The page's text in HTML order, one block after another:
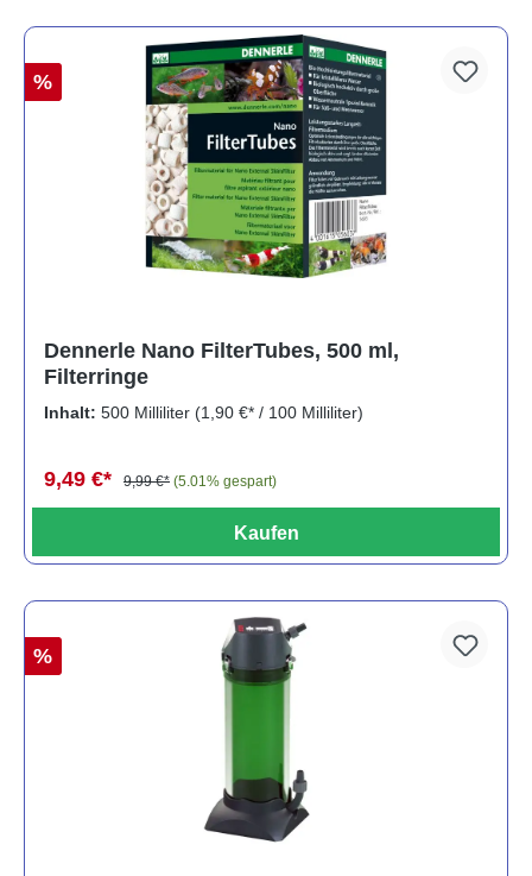
%
Dennerle Nano FilterTubes, 500 ml,
Filterringe
Inhalt: 500 Milliliter (1,90 €* / 100 Milliliter)
9,49 €* 9,99 €* (5.01% gespart)
Kaufen
%